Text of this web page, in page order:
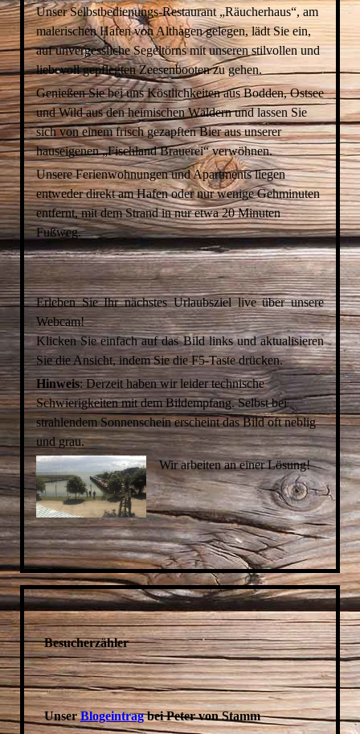
Unser Selbstbedienungs-Restaurant „Räucherhaus“, am
malerischen Hafen von Althagen gelegen, lädt Sie ein,
auf unvergessliche Segeltörns mit unseren stilvollen und
liebevoll gepflegten Zeesenbooten zu gehen.
Genießen Sie bei uns Köstlichkeiten aus Bodden, Ostsee
und Wild aus den heimischen Wäldern und lassen Sie
sich von einem frisch gezapften Bier aus unserer
hauseigenen „Fischland Brauerei“ verwöhnen.
Unsere Ferienwohnungen und Apartments liegen
entweder direkt am Hafen oder nur wenige Gehminuten
entfernt, mit dem Strand in nur etwa 20 Minuten
Fußweg.
Erleben Sie Ihr nächstes Urlaubsziel live über unsere
Webcam!
Klicken Sie einfach auf das Bild links und aktualisieren
Sie die Ansicht, indem Sie die F5-Taste drücken.
Hinweis: Derzeit haben wir leider technische
Schwierigkeiten mit dem Bildempfang. Selbst bei
strahlendem Sonnenschein erscheint das Bild oft neblig
und grau.
Wir arbeiten an einer Lösung!
Besucherzähler
UnserBlogeintragbei Peter von Stamm